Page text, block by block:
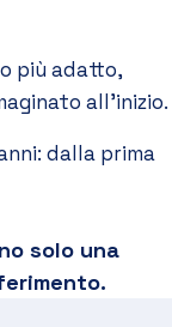
più adatto,
all'inizio.
dalla prima
solo una